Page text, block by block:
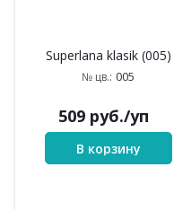
Superlana klasik (005)
№ цв.: 005
509 руб./уп
В корзину